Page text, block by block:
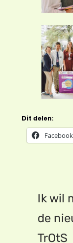
Dit delen:
Facebook
Ik wil
de
TrOtS